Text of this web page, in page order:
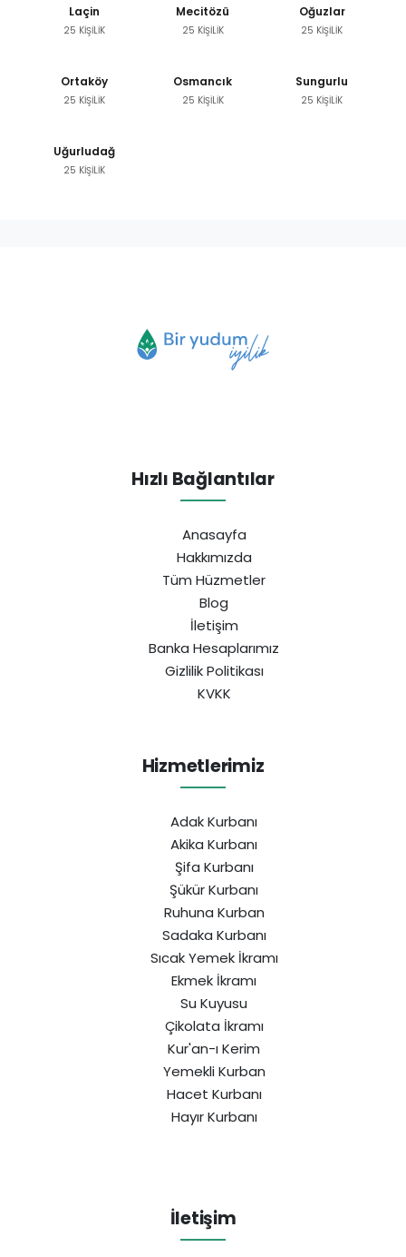
Laçin
25 KİŞİLİK
Mecitözü
25 KİŞİLİK
Oğuzlar
25 KİŞİLİK
Ortaköy
25 KİŞİLİK
Osmancık
25 KİŞİLİK
Sungurlu
25 KİŞİLİK
Uğurludağ
25 KİŞİLİK
Hızlı Bağlantılar
Anasayfa
Hakkımızda
Tüm Hüzmetler
Blog
İletişim
Banka Hesaplarımız
Gizlilik Politikası
KVKK
Hizmetlerimiz
Adak Kurbanı
Akika Kurbanı
Şifa Kurbanı
Şükür Kurbanı
Ruhuna Kurban
Sadaka Kurbanı
Sıcak Yemek İkramı
Ekmek İkramı
Su Kuyusu
Çikolata İkramı
Kur'an-ı Kerim
Yemekli Kurban
Hacet Kurbanı
Hayır Kurbanı
İletişim